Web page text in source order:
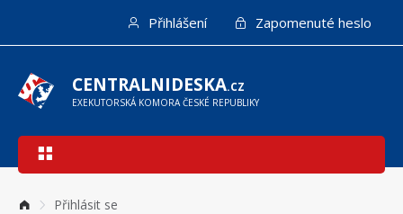
hlavnímu
obsahu
Přihlášení Zapomenuté heslo
CENTRALNIDESKA.CZ
EXEKUTORSKÁ KOMORA ČESKÉ REPUBLIKY
Hlavní
Přihlásit se